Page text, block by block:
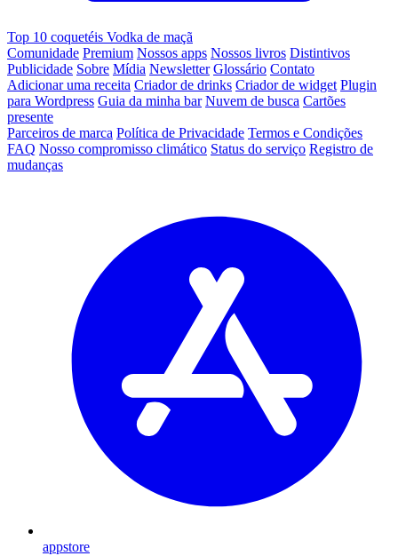
Top 10 coquetéis Vodka de maçã
Comunidade Premium Nossos apps Nossos livros Distintivos
Publicidade Sobre Mídia Newsletter Glossário Contato
Adicionar uma receita Criador de drinks Criador de widget Plugin
para Wordpress Guia da minha bar Nuvem de busca Cartões
presente
Parceiros de marca Política de Privacidade Termos e Condições
FAQ Nosso compromisso climático Status do serviço Registro de
mudanças
appstore